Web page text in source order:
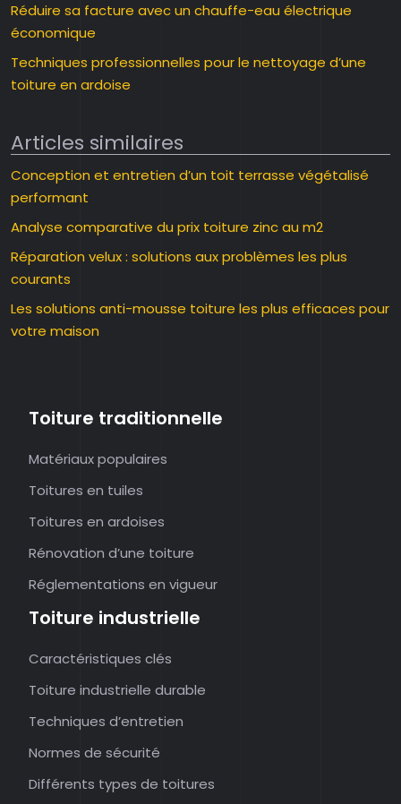
Réduire sa facture avec un chauffe-eau électrique
économique
Techniques professionnelles pour le nettoyage d’une
toiture en ardoise
Articles similaires
Conception et entretien d’un toit terrasse végétalisé
performant
Analyse comparative du prix toiture zinc au m2
Réparation velux : solutions aux problèmes les plus
courants
Les solutions anti-mousse toiture les plus efficaces pour
votre maison
Toiture traditionnelle
Matériaux populaires
Toitures en tuiles
Toitures en ardoises
Rénovation d’une toiture
Réglementations en vigueur
Toiture industrielle
Caractéristiques clés
Toiture industrielle durable
Techniques d’entretien
Normes de sécurité
Différents types de toitures